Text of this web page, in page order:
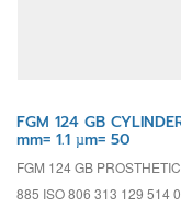
FGM 124 GB
mm= 1.1 µm= 50
FGM 124 GB
885 ISO 806 313 129 514